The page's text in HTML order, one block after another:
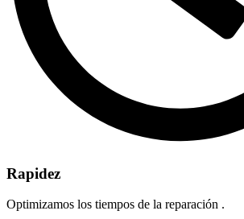
Rapidez
Optimizamos los tiempos de la reparación .